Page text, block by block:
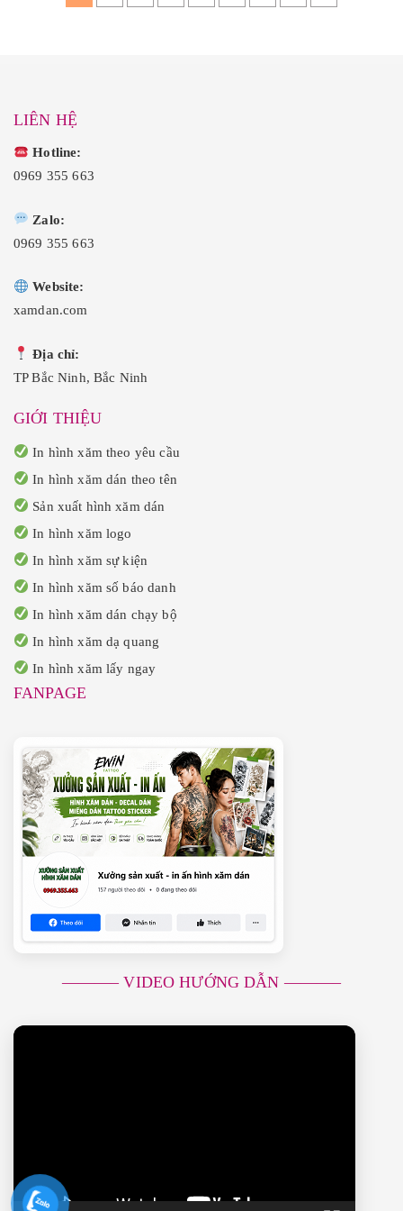
.
t
à
t
LIÊN HỆ
Hotline:
0969 355 663
Zalo:
0969 355 663
Website:
xamdan.com
Địa chỉ:
TP Bắc Ninh, Bắc Ninh
GIỚI THIỆU
In hình xăm theo yêu cầu
In hình xăm dán theo tên
Sản xuất hình xăm dán
In hình xăm logo
In hình xăm sự kiện
In hình xăm số báo danh
In hình xăm dán chạy bộ
In hình xăm dạ quang
In hình xăm lấy ngay
FANPAGE
———– VIDEO HƯỚNG DẪN ———–